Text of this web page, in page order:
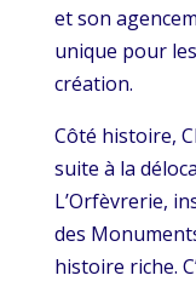
et son
unique pour
création.
Côté histoire,
suite à la
L’Orfèvrerie,
des
histoire riche.